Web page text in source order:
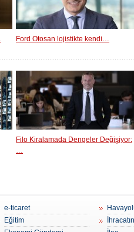
Ford Otosan lojistikte kendi…
Filo Kiralamada Dengeler Değişiyor:
…
e-ticaret
Eğitim